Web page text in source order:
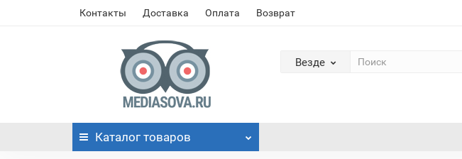
Контакты Доставка Оплата Возврат
Везде
Каталог товаров